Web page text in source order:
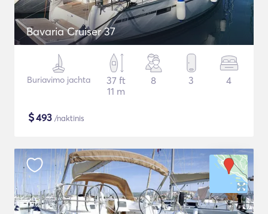
Bavaria Cruiser 37
Buriavimo jachta
37 ft
11 m
8 3 4
$493 /naktinis